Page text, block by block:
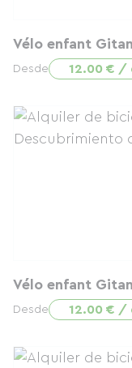
Vélo enfant
Desde 12.00 € /
Vélo enfant
Desde 12.00 € /